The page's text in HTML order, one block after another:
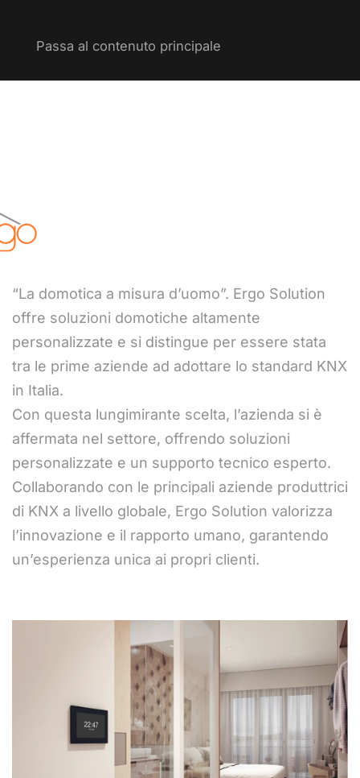
Passa al contenuto principale
“La domotica a misura d’uomo”. Ergo Solution
offre soluzioni domotiche altamente
personalizzate e si distingue per essere stata
tra le prime aziende ad adottare lo standard KNX
in Italia.
Con questa lungimirante scelta, l’azienda si è
affermata nel settore, offrendo soluzioni
personalizzate e un supporto tecnico esperto.
Collaborando con le principali aziende produttrici
di KNX a livello globale, Ergo Solution valorizza
l’innovazione e il rapporto umano, garantendo
un’esperienza unica ai propri clienti.